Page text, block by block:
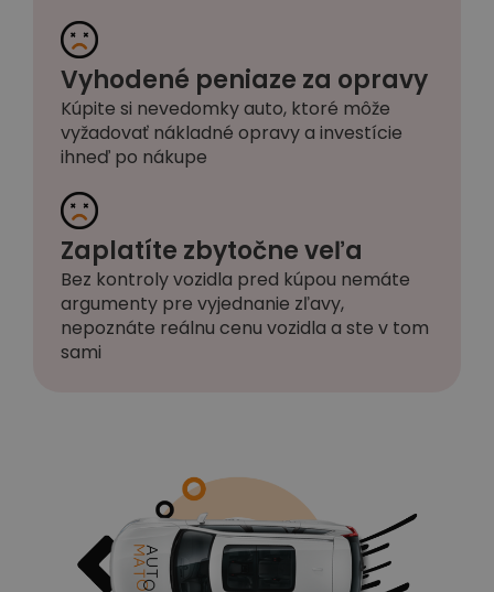
Vyhodené peniaze za opravy
Kúpite si nevedomky auto, ktoré môže
vyžadovať nákladné opravy a investície
ihneď po nákupe
Zaplatíte zbytočne veľa
Bez kontroly vozidla pred kúpou nemáte
argumenty pre vyjednanie zľavy,
nepoznáte reálnu cenu vozidla a ste v tom
sami